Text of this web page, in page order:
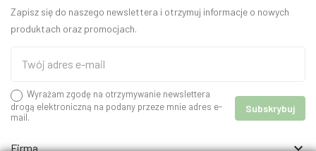
Zapisz się do naszego newslettera i otrzymuj informacje o nowych
produktach oraz promocjach.
Wyrażam zgodę na otrzymywanie newslettera
drogą elektroniczną na podany przeze mnie adres e-
mail.
Firma